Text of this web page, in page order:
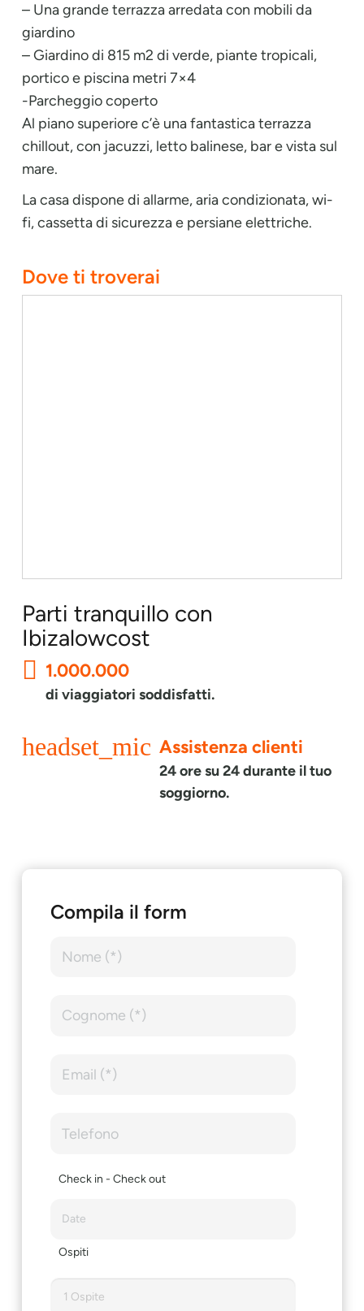
– Una grande terrazza arredata con mobili da
giardino
– Giardino di 815 m2 di verde, piante tropicali,
portico e piscina metri 7×4
-Parcheggio coperto
Al piano superiore c’è una fantastica terrazza
chillout, con jacuzzi, letto balinese, bar e vista sul
mare.
La casa dispone di allarme, aria condizionata, wi-
fi, cassetta di sicurezza e persiane elettriche.
Dove ti troverai
Parti tranquillo con
Ibizalowcost
1.000.000
di viaggiatori soddisfatti.
headset_mic Assistenza clienti
24 ore su 24 durante il tuo
soggiorno.
Compila il form
Check in - Check out
Ospiti
1 Ospite